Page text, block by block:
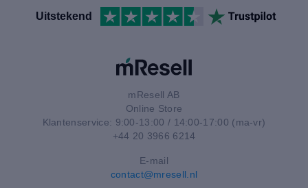
Uitstekend
mResell AB
Online Store
Klantenservice: 9:00-13:00 / 14:00-17:00 (ma-vr)
+44 20 3966 6214
E-mail
contact@mresell.nl